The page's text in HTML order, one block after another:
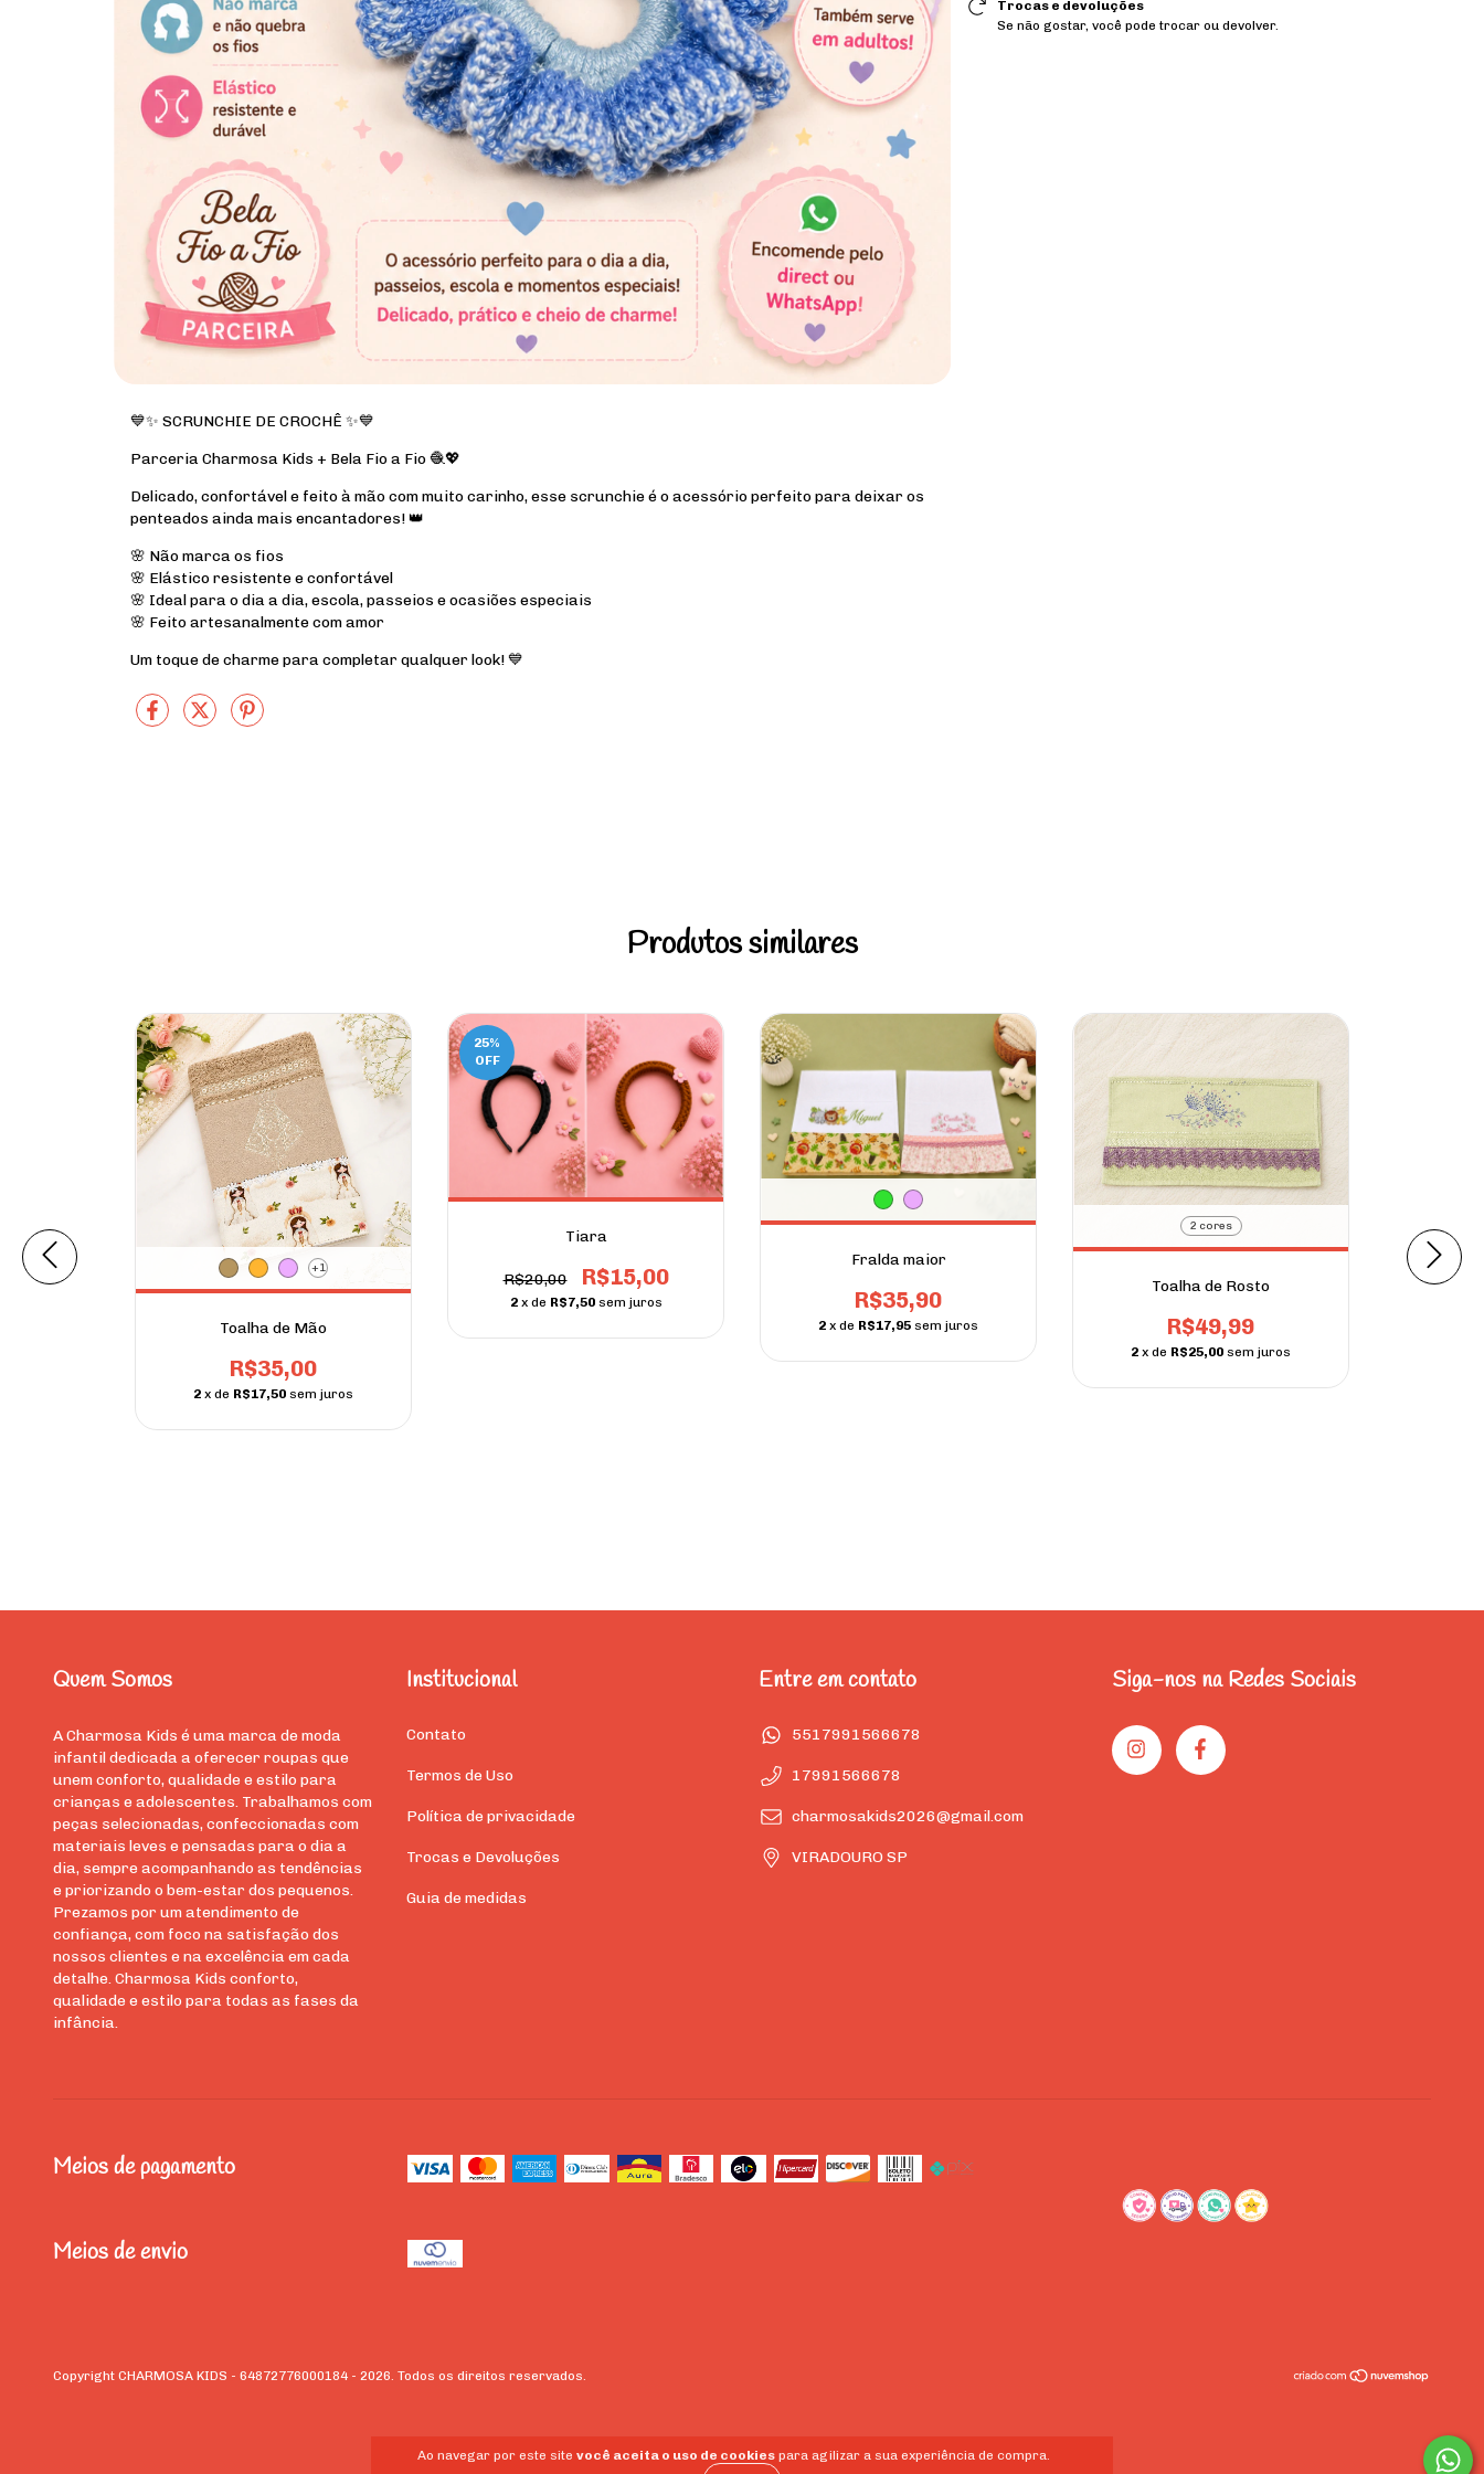
Ao navegar por este site você aceita o uso de cookiespara agilizar a sua experiência de compra.
💙✨ SCRUNCHIE DE CROCHÊ ✨💙
Parceria Charmosa Kids + Bela Fio a Fio 🧶💖
Delicado, confortável e feito à mão com muito carinho, esse scrunchie é o acessório perfeito para deixar os
penteados ainda mais encantadores! 👑
🌸 Não marca os fios
🌸 Elástico resistente e confortável
🌸 Ideal para o dia a dia, escola, passeios e ocasiões especiais
🌸 Feito artesanalmente com amor
Um toque de charme para completar qualquer look! 💙
Trocas e devoluções
Se não gostar, você pode trocar ou devolver.
Produtos similares
+1
Toalha de Mão
R$35,00
2 x de R$17,50 sem juros
25%
OFF
Tiara
R$20,00 R$15,00
2 x de R$7,50 sem juros
Fralda maior
R$35,90
2 x de R$17,95 sem juros
2 cores
Toalha de Rosto
R$49,99
2 x de R$25,00 sem juros
Quem Somos
A Charmosa Kids é uma marca de moda
infantil dedicada a oferecer roupas que
unem conforto, qualidade e estilo para
crianças e adolescentes. Trabalhamos com
peças selecionadas, confeccionadas com
materiais leves e pensadas para o dia a
dia, sempre acompanhando as tendências
e priorizando o bem-estar dos pequenos.
Prezamos por um atendimento de
confiança, com foco na satisfação dos
nossos clientes e na excelência em cada
detalhe. Charmosa Kids conforto,
qualidade e estilo para todas as fases da
infância.
Institucional
Contato
Termos de Uso
Política de privacidade
Trocas e Devoluções
Guia de medidas
Entre em contato
5517991566678
17991566678
charmosakids2026@gmail.com
VIRADOURO SP
Siga-nos na Redes Sociais
Meios de pagamento
Meios de envio
Copyright CHARMOSA KIDS - 64872776000184 - 2026. Todos os direitos reservados.